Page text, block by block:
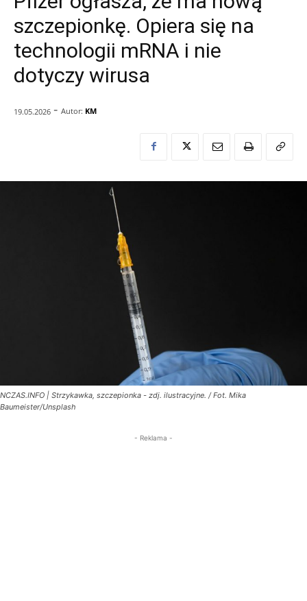
szczepionkę. Opiera się na
technologii mRNA i nie
dotyczy wirusa
19.05.2026 - Autor: KM
NCZAS.INFO | Strzykawka, szczepionka - zdj. ilustracyjne. / Fot. Mika
Baumeister/Unsplash
- Reklama -